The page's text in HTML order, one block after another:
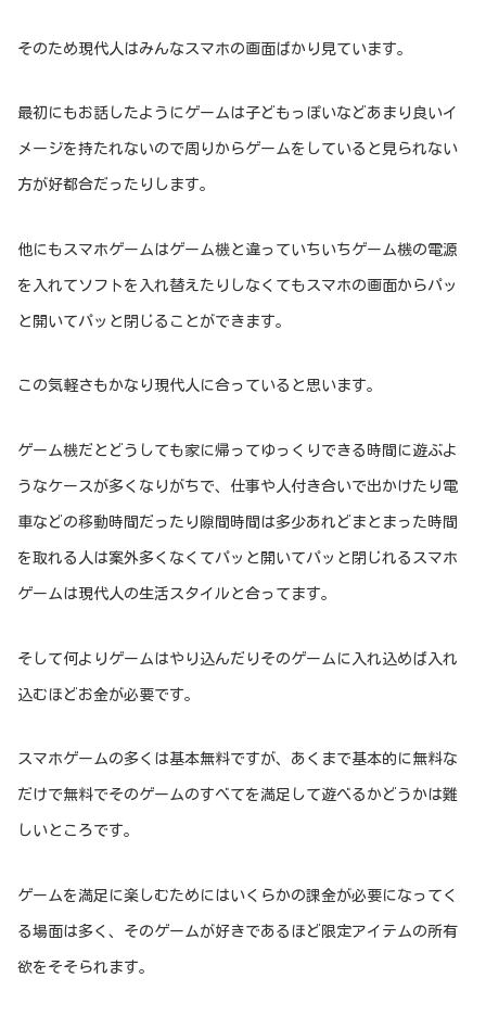
そのため現代人はみんなスマホの画面ばかり見ています。
最初にもお話したようにゲームは子どもっぽいなどあまり良いイ
メージを持たれないので周りからゲームをしていると見られない
方が好都合だったりします。
他にもスマホゲームはゲーム機と違っていちいちゲーム機の電源
を入れてソフトを入れ替えたりしなくてもスマホの画面からパッ
と開いてパッと閉じることができます。
この気軽さもかなり現代人に合っていると思います。
ゲーム機だとどうしても家に帰ってゆっくりできる時間に遊ぶよ
うなケースが多くなりがちで、仕事や人付き合いで出かけたり電
車などの移動時間だったり隙間時間は多少あれどまとまった時間
を取れる人は案外多くなくてパッと開いてパッと閉じれるスマホ
ゲームは現代人の生活スタイルと合ってます。
そして何よりゲームはやり込んだりそのゲームに入れ込めば入れ
込むほどお金が必要です。
スマホゲームの多くは基本無料ですが、あくまで基本的に無料な
だけで無料でそのゲームのすべてを満足して遊べるかどうかは難
しいところです。
ゲームを満足に楽しむためにはいくらかの課金が必要になってく
る場面は多く、そのゲームが好きであるほど限定アイテムの所有
欲をそそられます。